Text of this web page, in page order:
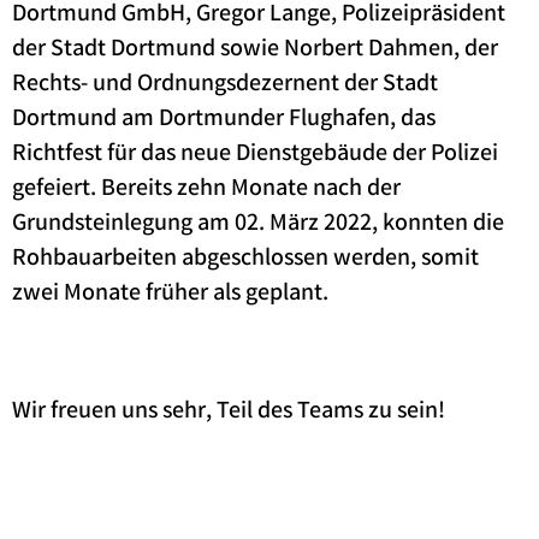
Dortmund GmbH, Gregor Lange, Polizeipräsident
der Stadt Dortmund sowie Norbert Dahmen, der
Rechts- und Ordnungsdezernent der Stadt
Dortmund am Dortmunder Flughafen, das
Richtfest für das neue Dienstgebäude der Polizei
gefeiert. Bereits zehn Monate nach der
Grundsteinlegung am 02. März 2022, konnten die
Rohbauarbeiten abgeschlossen werden, somit
zwei Monate früher als geplant.
Wir freuen uns sehr, Teil des Teams zu sein!